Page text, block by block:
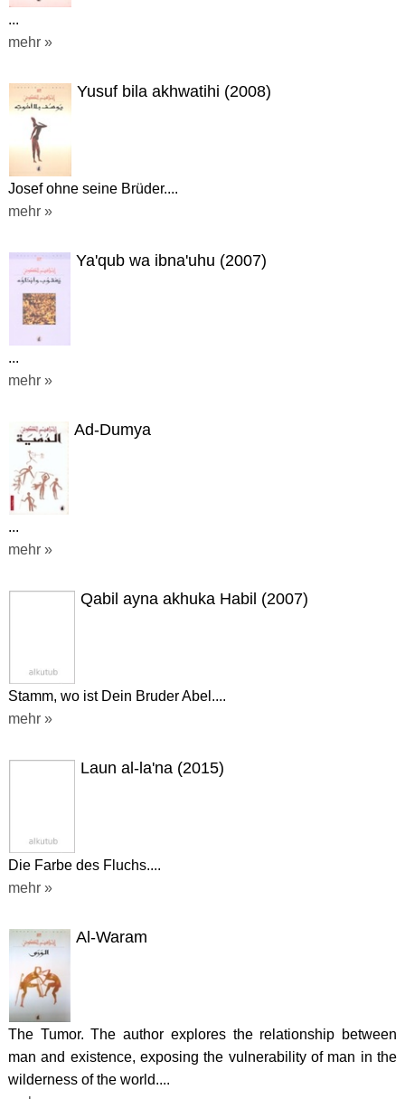
...
mehr »
Yusuf bila akhwatihi (2008)
Josef ohne seine Brüder....
mehr »
Ya'qub wa ibna'uhu (2007)
...
mehr »
Ad-Dumya
...
mehr »
Qabil ayna akhuka Habil (2007)
Stamm, wo ist Dein Bruder Abel....
mehr »
Laun al-la'na (2015)
Die Farbe des Fluchs....
mehr »
Al-Waram
The Tumor. The author explores the relationship between
man and existence, exposing the vulnerability of man in the
wilderness of the world....